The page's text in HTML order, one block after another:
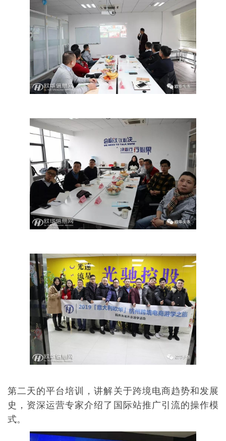
第二天的平台培训，讲解关于跨境电商趋势和发展
史，资深运营专家介绍了国际站推广引流的操作模
式。